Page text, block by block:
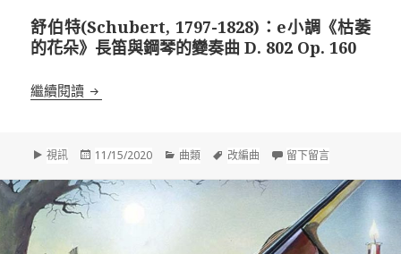
舒伯特(Schubert, 1797-1828)：e小調《枯萎
的花朵》長笛與鋼琴的變奏曲 D. 802 Op. 160
繼續閱讀 舒伯特(Schubert, 1797-1828)：e小調《枯萎的花朵
格
視訊
發
於
11/15/2020
分
曲類
標
改編曲 留下留言在 舒伯特